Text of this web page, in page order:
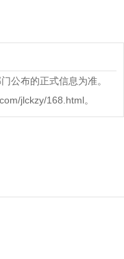
公布的正式信息为准。
jlckzy/168.html。